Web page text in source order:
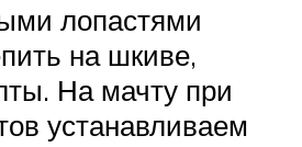
лопастями
на шкиве,
На мачту при
устанавливаем